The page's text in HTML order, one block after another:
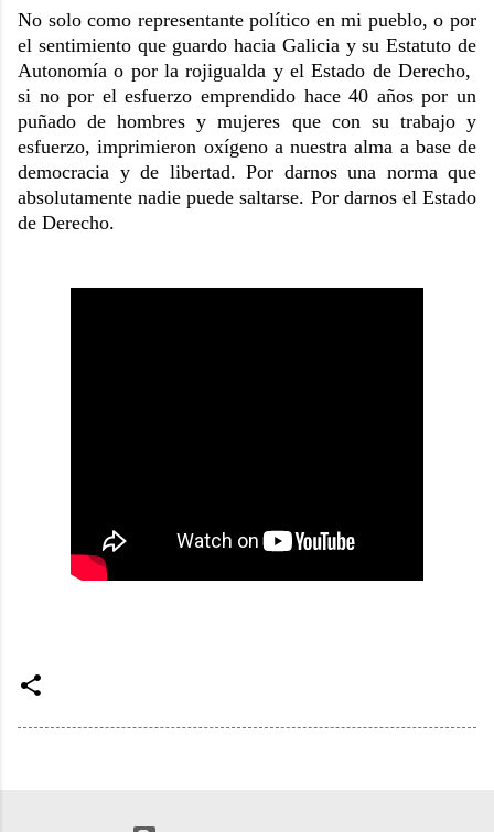
No solo como representante político en mi pueblo, o por
el sentimiento que guardo hacia Galicia y su Estatuto de
Autonomía o por la rojigualda y el Estado de Derecho,
si no por el esfuerzo emprendido hace 40 años por un
puñado de hombres y mujeres que con su trabajo y
esfuerzo, imprimieron oxígeno a nuestra alma a base de
democracia y de libertad. Por darnos una norma que
absolutamente nadie puede saltarse. Por darnos el Estado
de Derecho.